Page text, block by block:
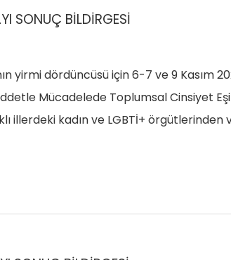
SONUÇ BİLDİRGESİ
yirmi dördüncüsü için 6-7 ve 9 Kasım
Mücadelede Toplumsal Cinsiyet
illerdeki kadın ve LGBTİ+